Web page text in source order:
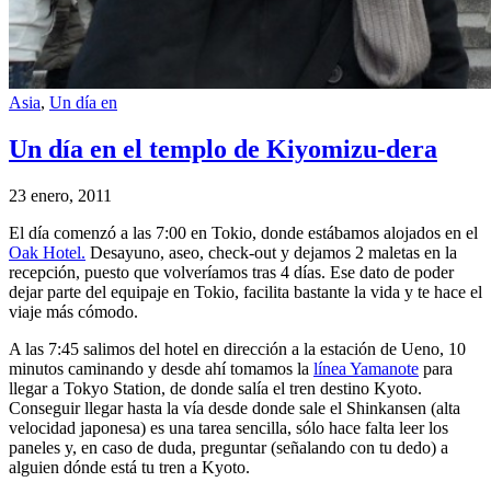
Asia, Un día en
Un día en el templo de Kiyomizu-dera
23 enero, 2011
El día comenzó a las 7:00 en Tokio, donde estábamos alojados en el
Oak Hotel. Desayuno, aseo, check-out y dejamos 2 maletas en la
recepción, puesto que volveríamos tras 4 días. Ese dato de poder
dejar parte del equipaje en Tokio, facilita bastante la vida y te hace el
viaje más cómodo.
A las 7:45 salimos del hotel en dirección a la estación de Ueno, 10
minutos caminando y desde ahí tomamos la línea Yamanote para
llegar a Tokyo Station, de donde salía el tren destino Kyoto.
Conseguir llegar hasta la vía desde donde sale el Shinkansen (alta
velocidad japonesa) es una tarea sencilla, sólo hace falta leer los
paneles y, en caso de duda, preguntar (señalando con tu dedo) a
alguien dónde está tu tren a Kyoto.